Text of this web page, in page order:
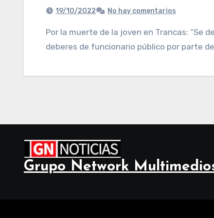
19/10/2022 No hay comentarios
Por la muerte de la joven en Trancas: “Se debe investigar si hubo incumplimiento de
deberes de funcionario público por parte
Grupo Network